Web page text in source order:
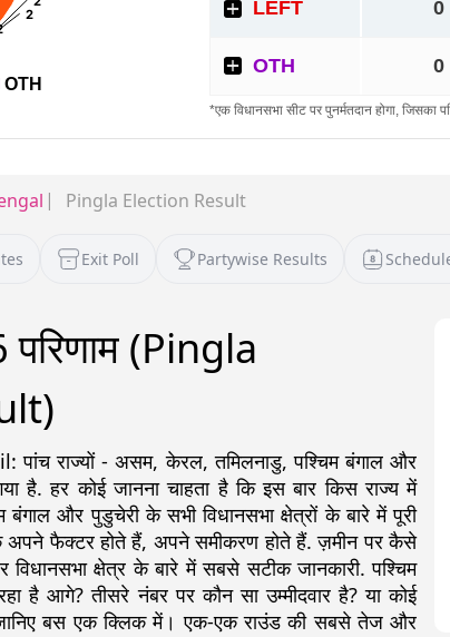
Pingla Election Result
Exit Poll Partywise Results
परिणाम (Pingla
राज्यों - असम, केरल, तमिलनाडु, पश्चिम बंगाल और
है. हर कोई जानना चाहता है कि इस बार किस राज्य में
और पुडुचेरी के सभी विधानसभा क्षेत्रों के बारे में पूरी
अपने फैक्टर होते हैं, अपने समीकरण होते हैं. ज़मीन पर कैसे
क्षेत्र के बारे में सबसे सटीक जानकारी. पश्चिम
है आगे? तीसरे नंबर पर कौन सा उम्मीदवार है? या कोई
जानिए बस एक क्लिक में। एक-एक राउंड की सबसे तेज और